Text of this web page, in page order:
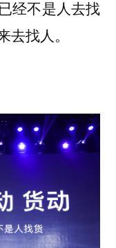
经不是人去找
找人。